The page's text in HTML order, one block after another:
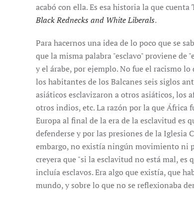
acabó con ella. Es esa historia la que
Black Rednecks and White Liberals.
Para hacernos una idea de lo poco que se
que la misma palabra "esclavo" proviene
y el árabe, por ejemplo. No fue el racismo
los habitantes de los Balcanes seis siglos
asiáticos esclavizaron a otros asiáticos, los
otros indios, etc. La razón por la que África
Europa al final de la era de la esclavitud es
defenderse y por las presiones de la Iglesia
embargo, no existía ningún movimiento ni
creyera que "si la esclavitud no está mal, es
incluía esclavos. Era algo que existía, que
mundo, y sobre lo que no se reflexionaba